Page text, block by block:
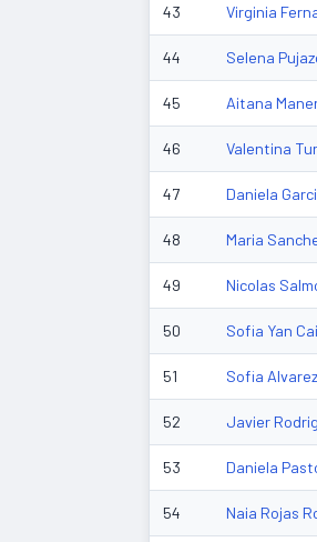
43 Virginia
44 Selena
45 Aitana
46 Valentina
47 Daniela
48 Maria
49 Nicolas
50 Sofia Yan Cai
51 Sofia
52 Javier
53 Daniela
54 Naia Rojas